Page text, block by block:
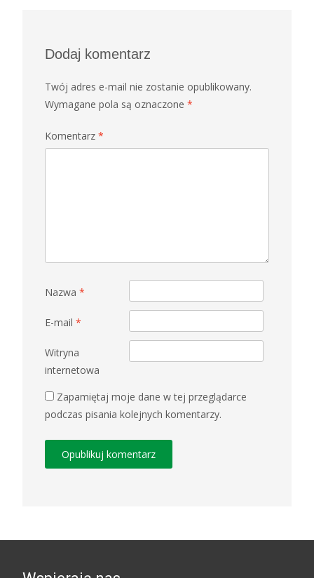
Dodaj komentarz
Twój adres e-mail nie zostanie opublikowany.
Wymagane pola są oznaczone *
Komentarz *
Nazwa *
E-mail *
Witryna
internetowa
Zapamiętaj moje dane w tej przeglądarce
podczas pisania kolejnych komentarzy.